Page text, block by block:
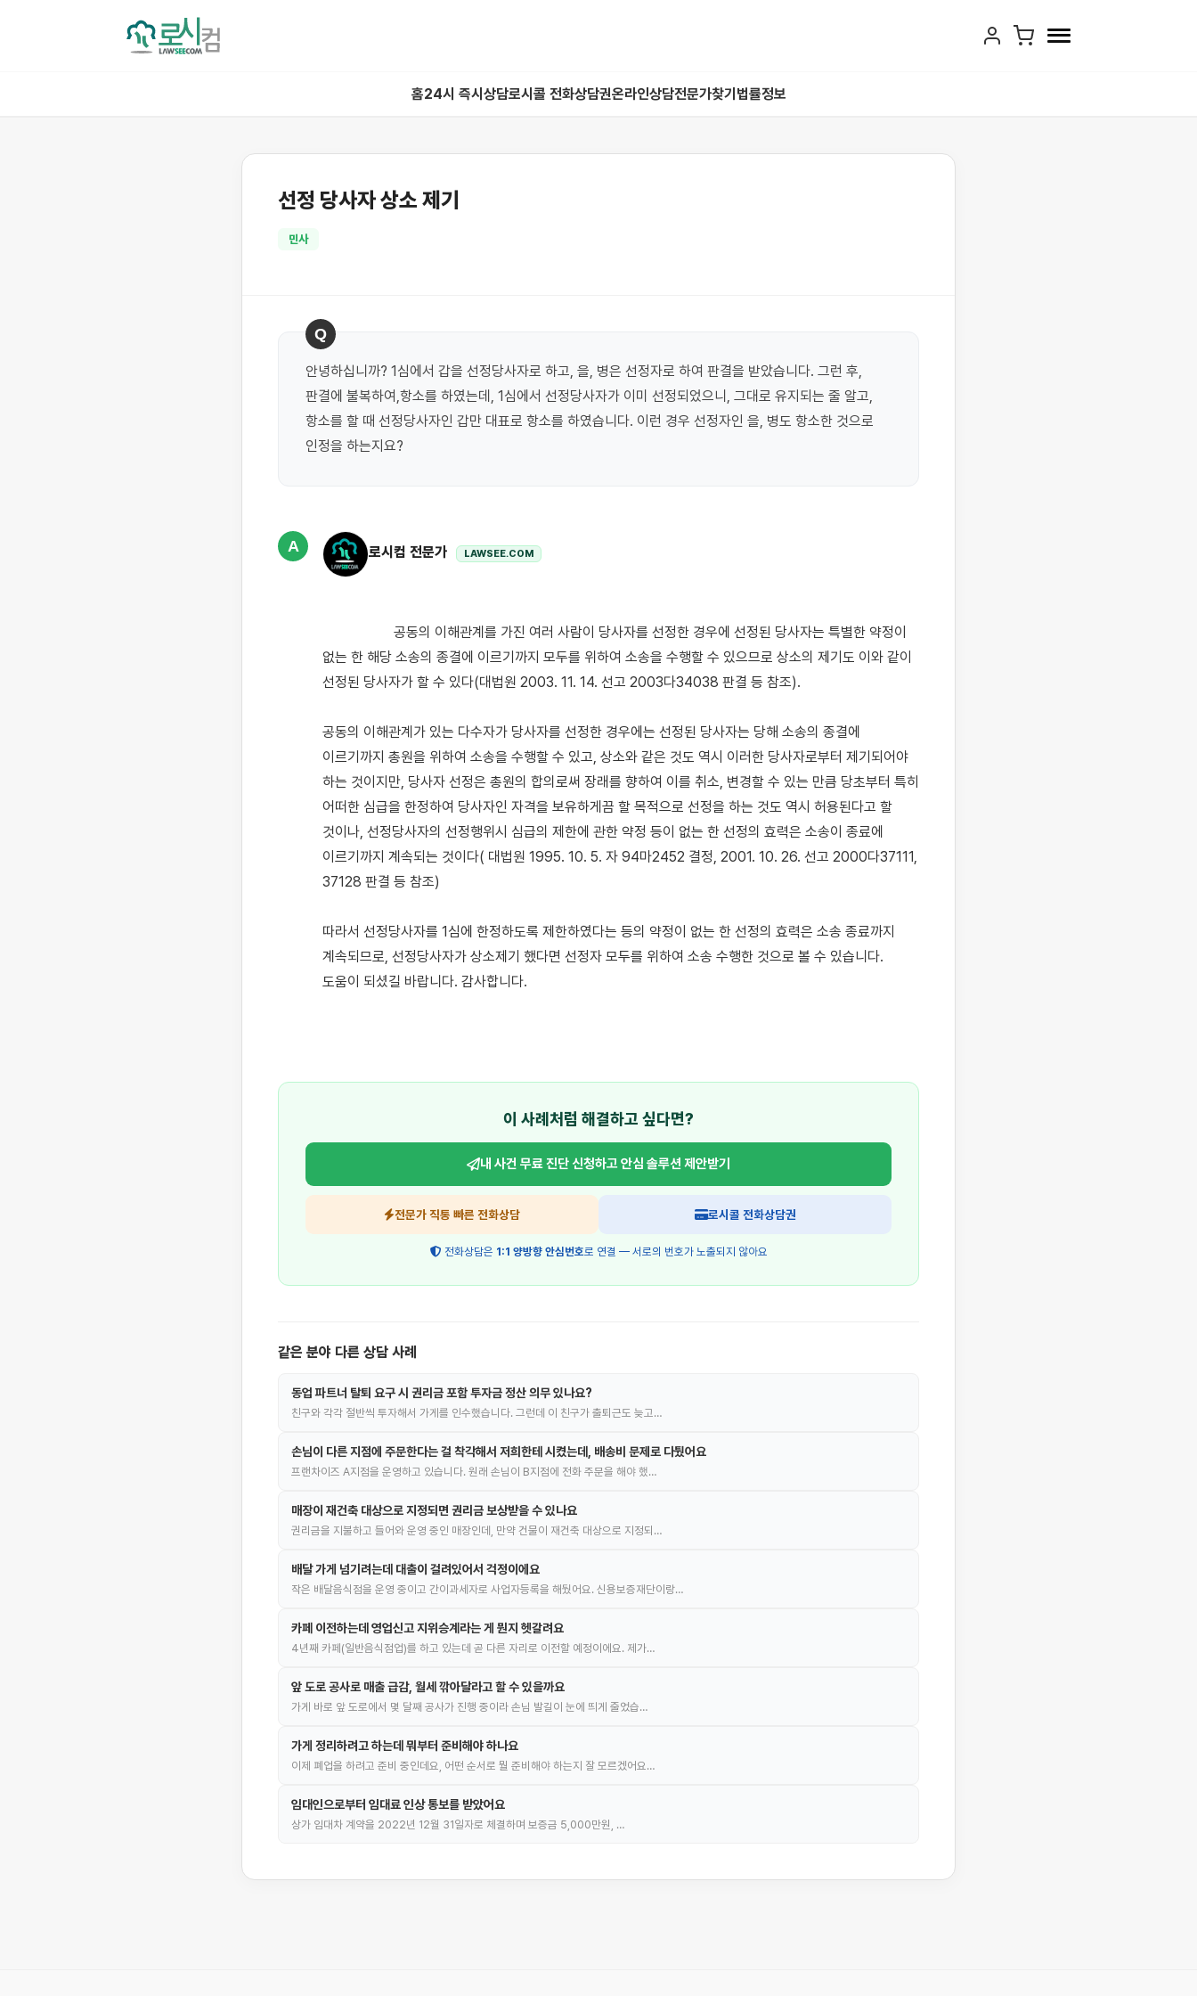
홈24시 즉시상담로시콜 전화상담권온라인상담전문가찾기 법률정보
선정 당사자 상소 제기
민사
Q
안녕하십니까? 1심에서 갑을 선정당사자로 하고, 을, 병은 선정자로 하여 판결을 받았습니다. 그런 후,
판결에 불복하여,항소를 하였는데, 1심에서 선정당사자가 이미 선정되었으니, 그대로 유지되는 줄 알고,
항소를 할 때 선정당사자인 갑만 대표로 항소를 하였습니다. 이런 경우 선정자인 을, 병도 항소한 것으로
인정을 하는지요?
A 로시컴 전문가 LAWSEE.COM
없는 한 해당 소송의 종결에 이르기까지 모두를 위하여 소송을 수행할 수 있으므로 상소의 제기도 이와 같이
선정된 당사자가 할 수 있다(대법원 2003. 11. 14. 선고 2003다34038 판결 등 참조).
공동의 이해관계가 있는 다수자가 당사자를 선정한 경우에는 선정된 당사자는 당해 소송의 종결에
이르기까지 총원을 위하여 소송을 수행할 수 있고, 상소와 같은 것도 역시 이러한 당사자로부터 제기되어야
하는 것이지만, 당사자 선정은 총원의 합의로써 장래를 향하여 이를 취소, 변경할 수 있는 만큼 당초부터 특히
어떠한 심급을 한정하여 당사자인 자격을 보유하게끔 할 목적으로 선정을 하는 것도 역시 허용된다고 할
것이나, 선정당사자의 선정행위시 심급의 제한에 관한 약정 등이 없는 한 선정의 효력은 소송이 종료에
이르기까지 계속되는 것이다( 대법원 1995. 10. 5. 자 94마2452 결정, 2001. 10. 26. 선고 2000다37111,
37128 판결 등 참조)
따라서 선정당사자를 1심에 한정하도록 제한하였다는 등의 약정이 없는 한 선정의 효력은 소송 종료까지
계속되므로, 선정당사자가 상소제기 했다면 선정자 모두를 위하여 소송 수행한 것으로 볼 수 있습니다.
도움이 되셨길 바랍니다. 감사합니다.
이 사례처럼 해결하고 싶다면?
내 사건 무료 진단 신청하고안심 솔루션 제안받기
전문가 직통 빠른 전화상담 로시콜 전화상담권
전화상담은 1:1 양방향 안심번호로 연결 — 서로의 번호가 노출되지 않아요
같은 분야 다른 상담 사례
동업 파트너 탈퇴 요구 시 권리금 포함 투자금 정산 의무 있나요?
친구와 각각 절반씩 투자해서 가게를 인수했습니다. 그런데 이 친구가 출퇴근도 늦고…
손님이 다른 지점에 주문한다는 걸 착각해서 저희한테 시켰는데, 배송비 문제로 다퉜어요
프랜차이즈 A지점을 운영하고 있습니다. 원래 손님이 B지점에 전화 주문을 해야 했…
매장이 재건축 대상으로 지정되면 권리금 보상받을 수 있나요
권리금을 지불하고 들어와 운영 중인 매장인데, 만약 건물이 재건축 대상으로 지정되…
배달 가게 넘기려는데 대출이 걸려있어서 걱정이에요
작은 배달음식점을 운영 중이고 간이과세자로 사업자등록을 해뒀어요. 신용보증재단이랑…
카페 이전하는데 영업신고 지위승계라는 게 뭔지 헷갈려요
4년째 카페(일반음식점업)를 하고 있는데 곧 다른 자리로 이전할 예정이에요. 제가…
앞 도로 공사로 매출 급감, 월세 깎아달라고 할 수 있을까요
가게 바로 앞 도로에서 몇 달째 공사가 진행 중이라 손님 발길이 눈에 띄게 줄었습…
가게 정리하려고 하는데 뭐부터 준비해야 하나요
이제 폐업을 하려고 준비 중인데요, 어떤 순서로 뭘 준비해야 하는지 잘 모르겠어요…
임대인으로부터 임대료 인상 통보를 받았어요
상가 임대차 계약을 2022년 12월 31일자로 체결하며 보증금 5,000만원, …